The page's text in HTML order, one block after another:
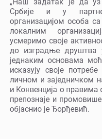
Србије и у
организацијом особа
локалним
усмеримо своје
до изградње
једнаким основама
исказују своје
личном и заједничком
и Конвенција о правима
препознаје и
објаснио је Ђорђевић.